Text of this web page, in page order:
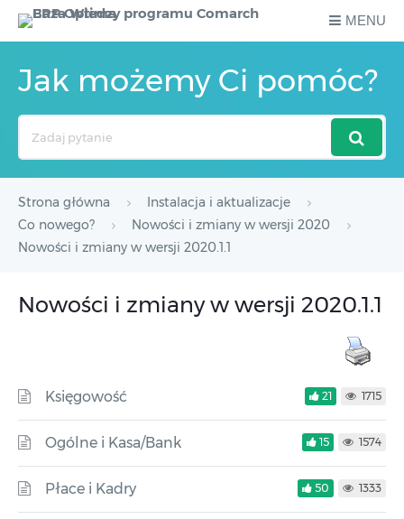
MENU
Jak możemy Ci pomóc?
Strona główna
Instalacja i aktualizacje
Co nowego?
Nowości i zmiany w wersji 2020
Nowości i zmiany w wersji 2020.1.1
Nowości i zmiany w wersji 2020.1.1
Księgowość 21 1715
Ogólne i Kasa/Bank 15 1574
Płace i Kadry 50 1333